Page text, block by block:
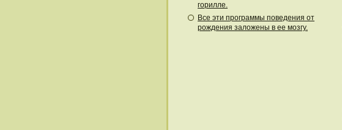
горилле.
Все эти программы поведения от
рождения заложены в ее мозгу.